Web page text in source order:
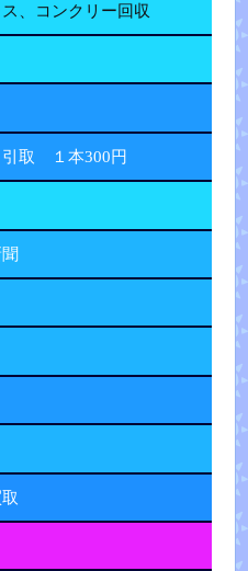
、コンクリー回収
取 １本300円